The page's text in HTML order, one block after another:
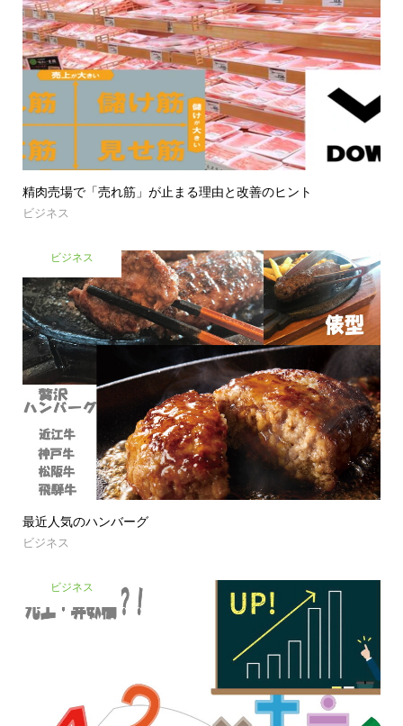
精肉売場で「売れ筋」が止まる理由と改善のヒント
ビジネス
ビジネス
最近人気のハンバーグ
ビジネス
ビジネス